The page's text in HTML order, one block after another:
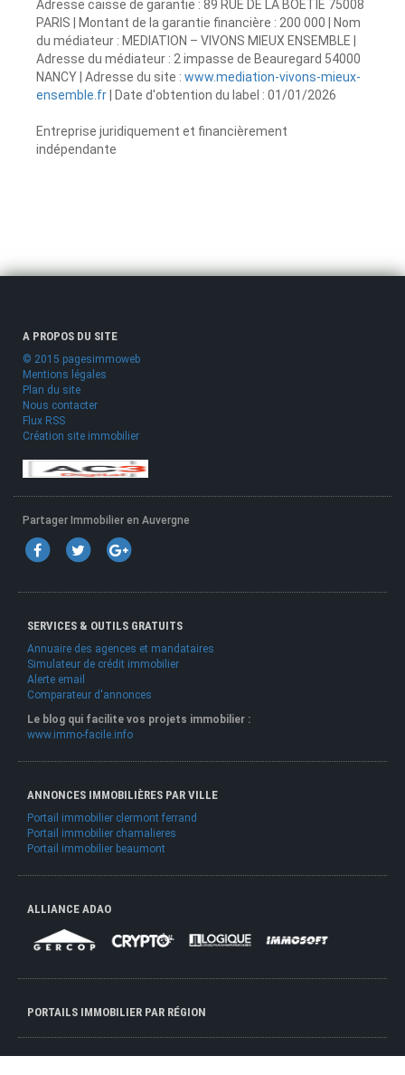
Adresse caisse de garantie : 89 RUE DE LA BOETIE 75008
PARIS | Montant de la garantie financière : 200 000 | Nom
du médiateur : MEDIATION – VIVONS MIEUX ENSEMBLE |
Adresse du médiateur : 2 impasse de Beauregard 54000
NANCY | Adresse du site : www.mediation-vivons-mieux-
ensemble.fr | Date d'obtention du label : 01/01/2026
Entreprise juridiquement et financièrement
indépendante
A PROPOS DU SITE
© 2015 pagesimmoweb
Mentions légales
Plan du site
Nous contacter
Flux RSS
Création site immobilier
Partager Immobilier en Auvergne
SERVICES & OUTILS GRATUITS
Annuaire des agences et mandataires
Simulateur de crédit immobilier
Alerte email
Comparateur d'annonces
Le blog qui facilite vos projets immobilier :
www.immo-facile.info
ANNONCES IMMOBILIÈRES PAR VILLE
Portail immobilier clermont ferrand
Portail immobilier chamalieres
Portail immobilier beaumont
ALLIANCE ADAO
PORTAILS IMMOBILIER PAR RÉGION